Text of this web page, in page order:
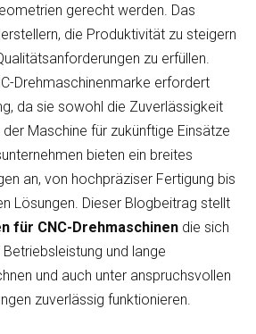
gerecht werden. Das
die Produktivität zu steigern
zu erfüllen.
Drehmaschinenmarke erfordert
da sie sowohl die Zuverlässigkeit
Maschine für zukünftige Einsätze
bieten ein breites
an, von hochpräziser Fertigung bis
Lösungen. Dieser Blogbeitrag stellt
für CNC-Drehmaschinen die sich
und lange
und auch unter anspruchsvollen
zuverlässig funktionieren.